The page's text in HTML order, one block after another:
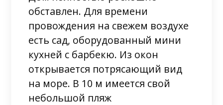
обставлен. Для времени
провождения на свежем воздухе
есть сад, оборудованный мини
кухней с барбекю. Из окон
открывается потрясающий вид
на море. В 10 м имеется свой
небольшой пляж